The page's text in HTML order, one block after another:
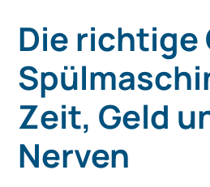
Die richtige
Zeit, Geld
Nerven